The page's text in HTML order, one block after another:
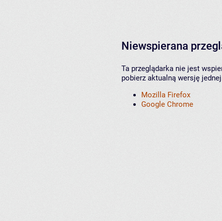
Niewspierana
Ta przeglądarka nie jest
pobierz aktualną wersję
Mozilla Firefox
Google Chrome